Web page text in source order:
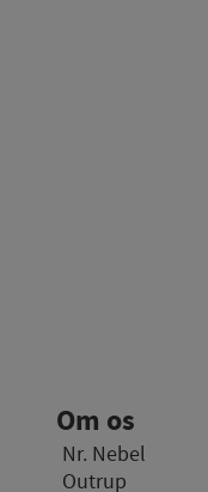
Om os
Nr. Nebel
Outrup